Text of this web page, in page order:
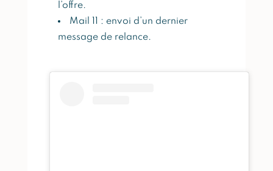
l’offre.
Mail 11 : envoi d’un dernier
message de relance.